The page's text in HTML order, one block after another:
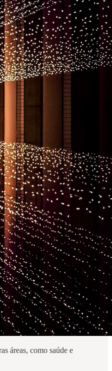
áreas, como saúde e